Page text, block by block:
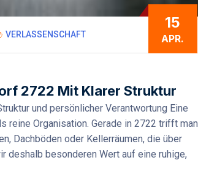
15
APR.
VERLASSENSCHAFT
2722 Mit Klarer Struktur
und persönlicher Verantwortung Eine
reine Organisation. Gerade in 2722 trifft man
Dachböden oder Kellerräumen, die über
deshalb besonderen Wert auf eine ruhige,